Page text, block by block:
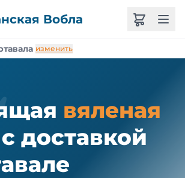
Вобла
изменить
вяленая
с доставкой